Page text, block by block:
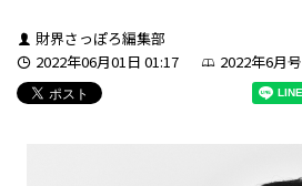
財界さっぽろ編集部
2022年06月01日 01:17
2022年6月号